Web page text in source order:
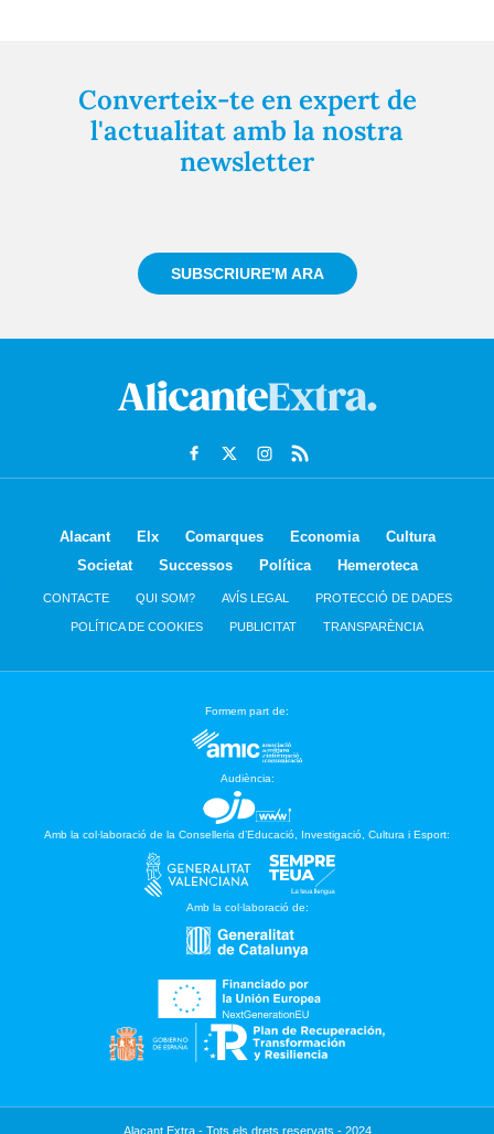
Converteix-te en expert de
l'actualitat amb la nostra
newsletter
SUBSCRIURE'M ARA
Alacant Elx Comarques Economia
Cultura
Societat
Successos Política Hemeroteca
CONTACTE QUI SOM? AVÍS LEGAL PROTECCIÓ DE DADES
POLÍTICA DE COOKIES PUBLICITAT TRANSPARÈNCIA
Formem part de:
Audiència:
Amb la col·laboració de la Conselleria d’Educació, Investigació, Cultura i Esport:
Amb la col·laboració de:
Alacant Extra - Tots els drets reservats - 2024